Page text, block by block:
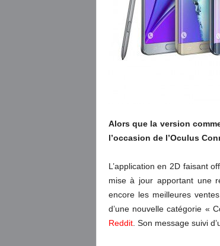
Alors que la version
l’occasion de l’Oculus
L’application en 2D faisant
mise à jour apportant une
encore les meilleures
d’une nouvelle catégorie «
Reddit. Son message suivi